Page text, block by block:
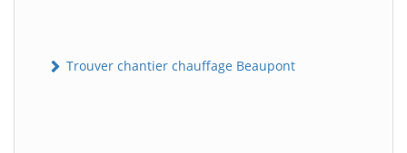
Trouver chantier chauffage Beaupont